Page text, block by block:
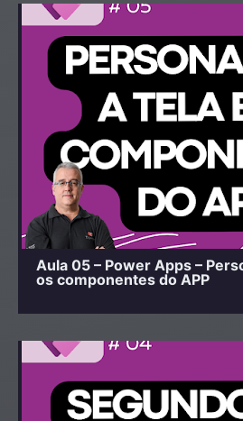
Aula 05 – Power Apps –
os componentes do APP